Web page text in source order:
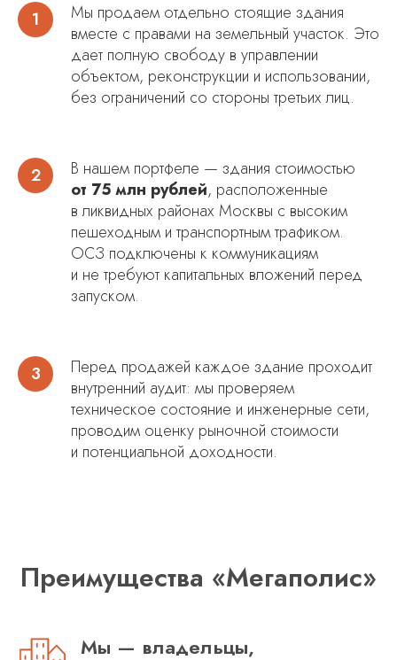
Мы продаем отдельно стоящие здания
вместе с правами на земельный участок. Это
дает полную свободу в управлении
объектом, реконструкции и использовании,
без ограничений со стороны третьих лиц.
В нашем портфеле — здания стоимостью
от 75 млн рублей, расположенные
в ликвидных районах Москвы с высоким
пешеходным и транспортным трафиком.
ОСЗ подключены к коммуникациям
и не требуют капитальных вложений перед
запуском.
Перед продажей каждое здание проходит
внутренний аудит: мы проверяем
техническое состояние и инженерные сети,
проводим оценку рыночной стоимости
и потенциальной доходности.
Преимущества «Мегаполис»
Мы — владельцы,